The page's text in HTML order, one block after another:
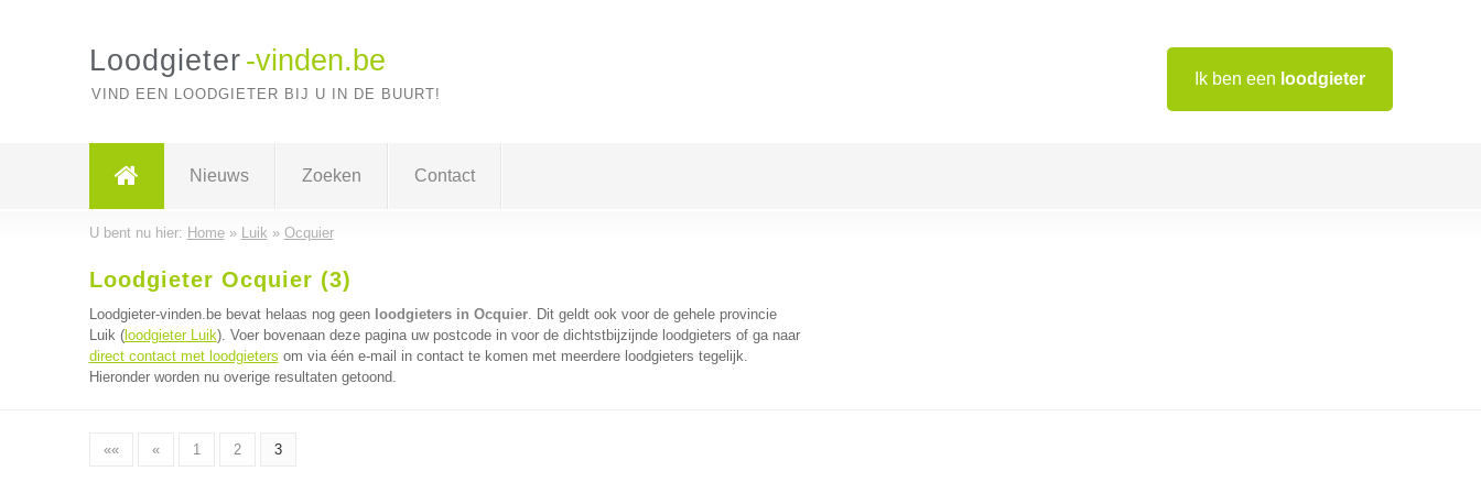
Ik ben een loodgieter
Loodgieter -vinden.be
VIND EEN LOODGIETER BIJ U IN DE BUURT!
Nieuws Zoeken Contact
U bent nu hier: Home» Luik » Ocquier
Loodgieter Ocquier (3)
Loodgieter-vinden.be bevat helaas nog geen loodgieters in Ocquier. Dit geldt ook voor de gehele provincie
Luik (loodgieter Luik). Voer bovenaan deze pagina uw postcode in voor de dichtstbijzijnde loodgieters of ga naar
direct contact met loodgieters om via één e-mail in contact te komen met meerdere loodgieters tegelijk.
Hieronder worden nu overige resultaten getoond.
«« « 1 2 3